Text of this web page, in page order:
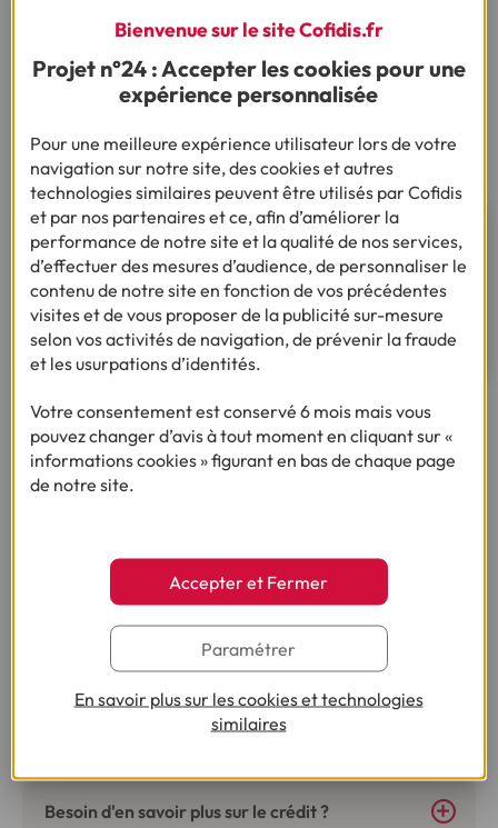
Optez pour une assurance crédit: afin de vous
protéger contre les risques liés au remboursement, vous
pouvez souscrire une assurance emprunteur, qui
couvrira tout ou partie des mensualités en cas
Besoin d'un financement pour
réaliser votre projet ?
Découvrez notre offre de crédit Moto
Ça pourrait vous intéresser
Vous nous avez posé la question, on vous
Besoin d’autres conseils sur le même thème ?
Besoin d'en savoir plus sur le crédit ?
Bienvenue sur le site Cofidis.fr
Projet n°24 : Accepter les cookies pour une
expérience personnalisée
Pour une meilleure expérience utilisateur lors de votre
navigation sur notre site, des cookies et autres
technologies similaires peuvent être utilisés par Cofidis
et par nos partenaires et ce, afin d’améliorer la
performance de notre site et la qualité de nos services,
d’effectuer des mesures d’audience, de personnaliser le
contenu de notre site en fonction de vos précédentes
visites et de vous proposer de la publicité sur-mesure
selon vos activités de navigation, de prévenir la fraude
et les usurpations d’identités.
Votre consentement est conservé 6 mois mais vous
pouvez changer d’avis à tout moment en cliquant sur «
informations cookies » figurant en bas de chaque page
de notre site.
Accepter et Fermer
Paramétrer
En savoir plus sur les cookies et technologies
similaires